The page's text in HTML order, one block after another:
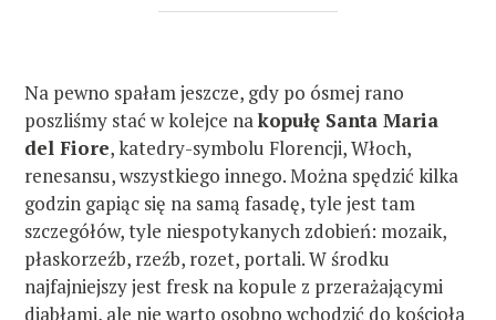
Na pewno spałam jeszcze, gdy po ósmej rano
poszliśmy stać w kolejce nakopułę Santa Maria
del Fiore, katedry-symbolu Florencji, Włoch,
renesansu, wszystkiego innego. Można spędzić kilka
godzin gapiąc się na samą fasadę, tyle jest tam
szczegółów, tyle niespotykanych zdobień: mozaik,
płaskorzeźb, rzeźb, rozet, portali. W środku
najfajniejszy jest fresk na kopule z przerażającymi
diabłami, ale nie warto osobno wchodzić do kościoła